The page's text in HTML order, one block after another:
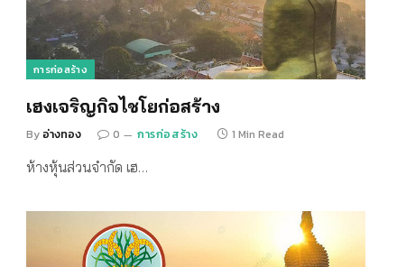
การก่อสร้าง
เฮงเจริญกิจไชโยก่อสร้าง
By อ่างทอง 0 การก่อสร้าง 1 Min Read
ห้างหุ้นส่วนจำกัด เฮ…